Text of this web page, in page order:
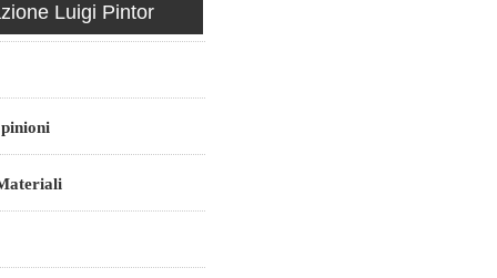
Luigi Pintor